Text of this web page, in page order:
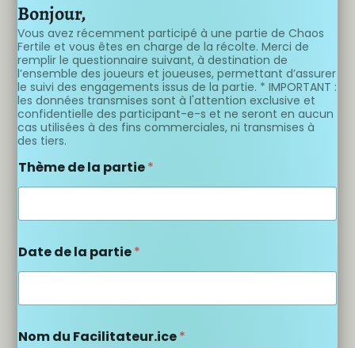
Bonjour,
Vous avez récemment participé à une partie de Chaos
Fertile et vous êtes en charge de la récolte. Merci de
remplir le questionnaire suivant, à destination de
l’ensemble des joueurs et joueuses, permettant d’assurer
le suivi des engagements issus de la partie. * IMPORTANT :
les données transmises sont à l'attention exclusive et
confidentielle des participant-e-s et ne seront en aucun
cas utilisées à des fins commerciales, ni transmises à
des tiers.
Thème de la partie*
Date de la partie*
Nom du Facilitateur.ice*